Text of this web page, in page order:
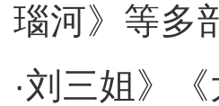
瑙河》等多
·刘三姐》